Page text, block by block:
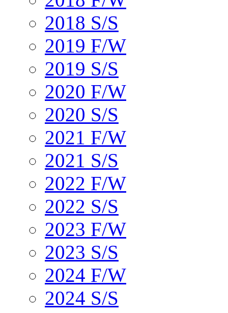
2018 S/S
2019 F/W
2019 S/S
2020 F/W
2020 S/S
2021 F/W
2021 S/S
2022 F/W
2022 S/S
2023 F/W
2023 S/S
2024 F/W
2024 S/S